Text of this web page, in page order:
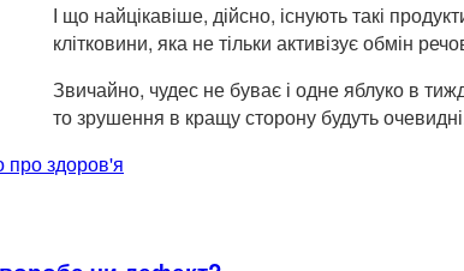
І що найцікавіше, дійсно, існують такі
клітковини, яка не тільки активізує обмін
Звичайно, чудес не буває і одне яблуко в
то зрушення в кращу сторону будуть
про здоров'я